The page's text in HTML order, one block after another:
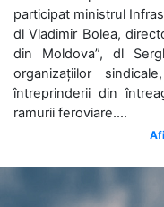
participat ministrul
dl Vladimir Bolea,
din Moldova”, dl
organizațiilor
întreprinderii din
ramurii feroviare....